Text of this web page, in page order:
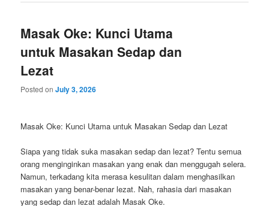
Masak Oke: Kunci Utama
untuk Masakan Sedap dan
Lezat
Posted onJuly 3, 2026
Masak Oke: Kunci Utama untuk Masakan Sedap dan Lezat
Siapa yang tidak suka masakan sedap dan lezat? Tentu semua
orang menginginkan masakan yang enak dan menggugah selera.
Namun, terkadang kita merasa kesulitan dalam menghasilkan
masakan yang benar-benar lezat. Nah, rahasia dari masakan
yang sedap dan lezat adalah Masak Oke.